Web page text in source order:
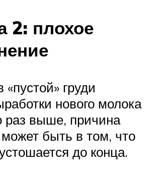
2: плохое
«пустой» груди
нового молока
раз выше, причина
может быть в том, что
до конца.